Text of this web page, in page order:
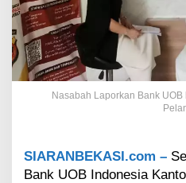
s
i
t
a
s
a
a
Nasabah Laporkan Bank
SIARANBEKASI.com –
Bank UOB Indonesia